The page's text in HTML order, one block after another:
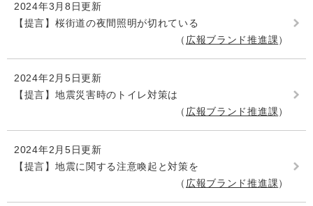
2024年3月8日更新
【提言】桜街道の夜間照明が切れている
広報ブランド推進課
2024年2月5日更新
【提言】地震災害時のトイレ対策は
広報ブランド推進課
2024年2月5日更新
【提言】地震に関する注意喚起と対策を
広報ブランド推進課